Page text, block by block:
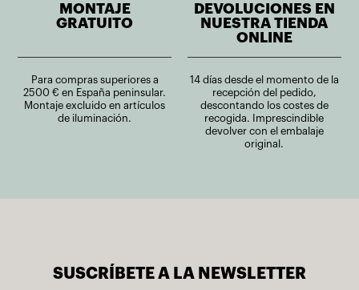
MONTAJE
GRATUITO
Para compras superiores a
2500 € en España peninsular.
Montaje excluido en artículos
de iluminación.
DEVOLUCIONES EN
NUESTRA TIENDA
ONLINE
14 días desde el momento de la
recepción del pedido,
descontando los costes de
recogida. Imprescindible
devolver con el embalaje
original.
SUSCRÍBETE A LA NEWSLETTER